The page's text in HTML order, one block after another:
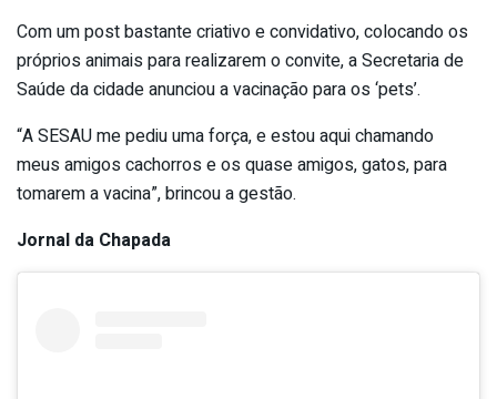
Com um post bastante criativo e convidativo, colocando os
próprios animais para realizarem o convite, a Secretaria de
Saúde da cidade anunciou a vacinação para os ‘pets’.
“A SESAU me pediu uma força, e estou aqui chamando
meus amigos cachorros e os quase amigos, gatos, para
tomarem a vacina”, brincou a gestão.
Jornal da Chapada